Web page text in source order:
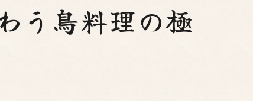
う鳥料理の極